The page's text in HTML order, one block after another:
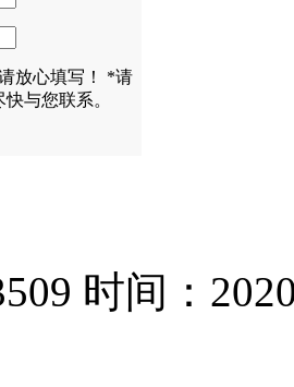
放心填写！
*请
与您联系。
时间：